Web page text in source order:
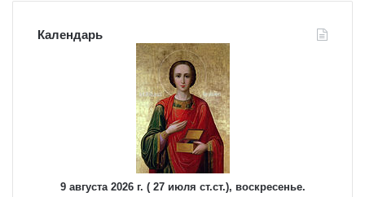
Календарь
9 августа 2026 г. ( 27 июля ст.ст.), воскресенье.